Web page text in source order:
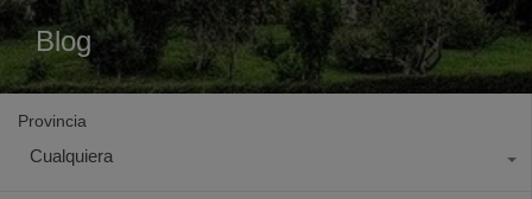
Blog
Provincia
Cualquiera